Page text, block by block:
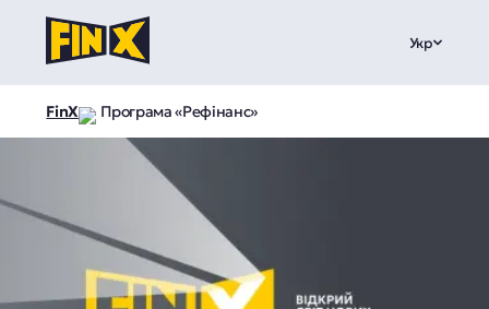
Укр
FinX Програма «Рефінанс»